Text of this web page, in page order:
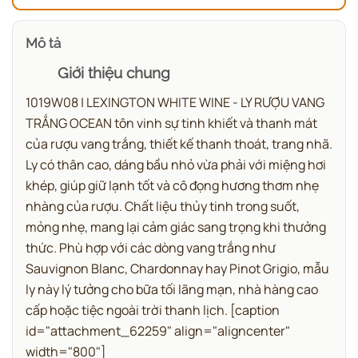
Mô tả
Giới thiệu chung
1019W08 | LEXINGTON WHITE WINE - LY RƯỢU VANG
TRẮNG OCEAN tôn vinh sự tinh khiết và thanh mát
của rượu vang trắng, thiết kế thanh thoát, trang nhã.
Ly có thân cao, dáng bầu nhỏ vừa phải với miệng hơi
khép, giúp giữ lạnh tốt và cô đọng hương thơm nhẹ
nhàng của rượu. Chất liệu thủy tinh trong suốt,
mỏng nhẹ, mang lại cảm giác sang trọng khi thưởng
thức. Phù hợp với các dòng vang trắng như
Sauvignon Blanc, Chardonnay hay Pinot Grigio, mẫu
ly này lý tưởng cho bữa tối lãng mạn, nhà hàng cao
cấp hoặc tiệc ngoài trời thanh lịch. [caption
id="attachment_62259" align="aligncenter"
width="800"]